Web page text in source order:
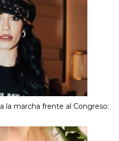
la marcha frente al Congreso: